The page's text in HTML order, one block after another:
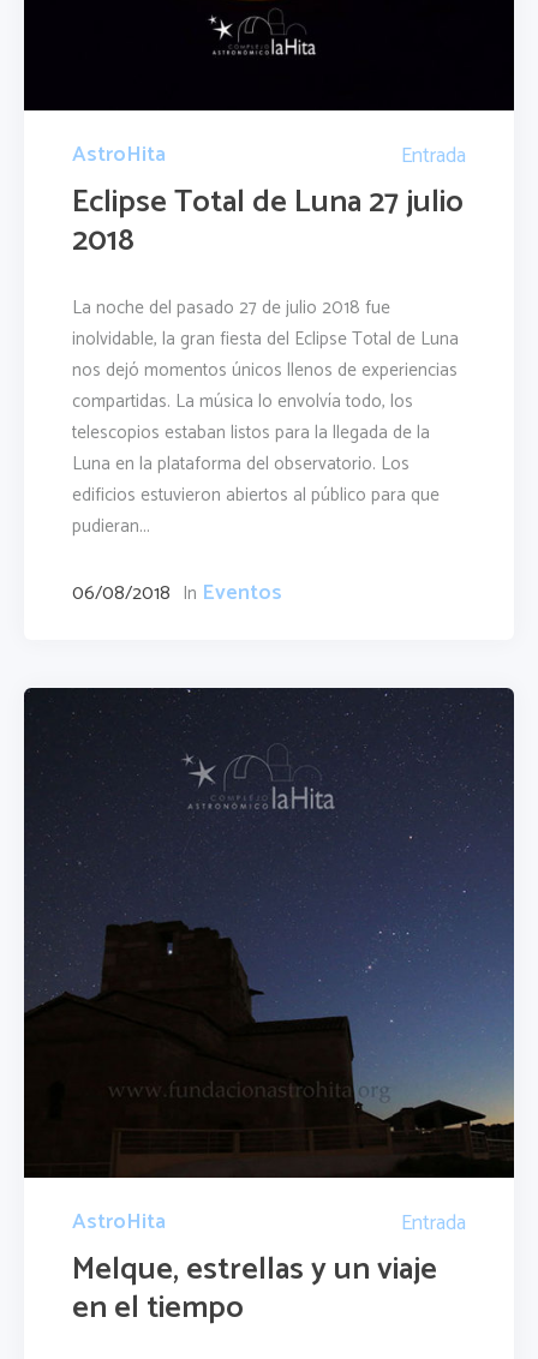
AstroHita Entrada
Eclipse Total de Luna 27 julio
2018
La noche del pasado 27 de julio 2018 fue
inolvidable, la gran fiesta del Eclipse Total de Luna
nos dejó momentos únicos llenos de experiencias
compartidas. La música lo envolvía todo, los
telescopios estaban listos para la llegada de la
Luna en la plataforma del observatorio. Los
edificios estuvieron abiertos al público para que
pudieran...
06/08/2018 In Eventos
AstroHita Entrada
Melque, estrellas y un viaje
en el tiempo